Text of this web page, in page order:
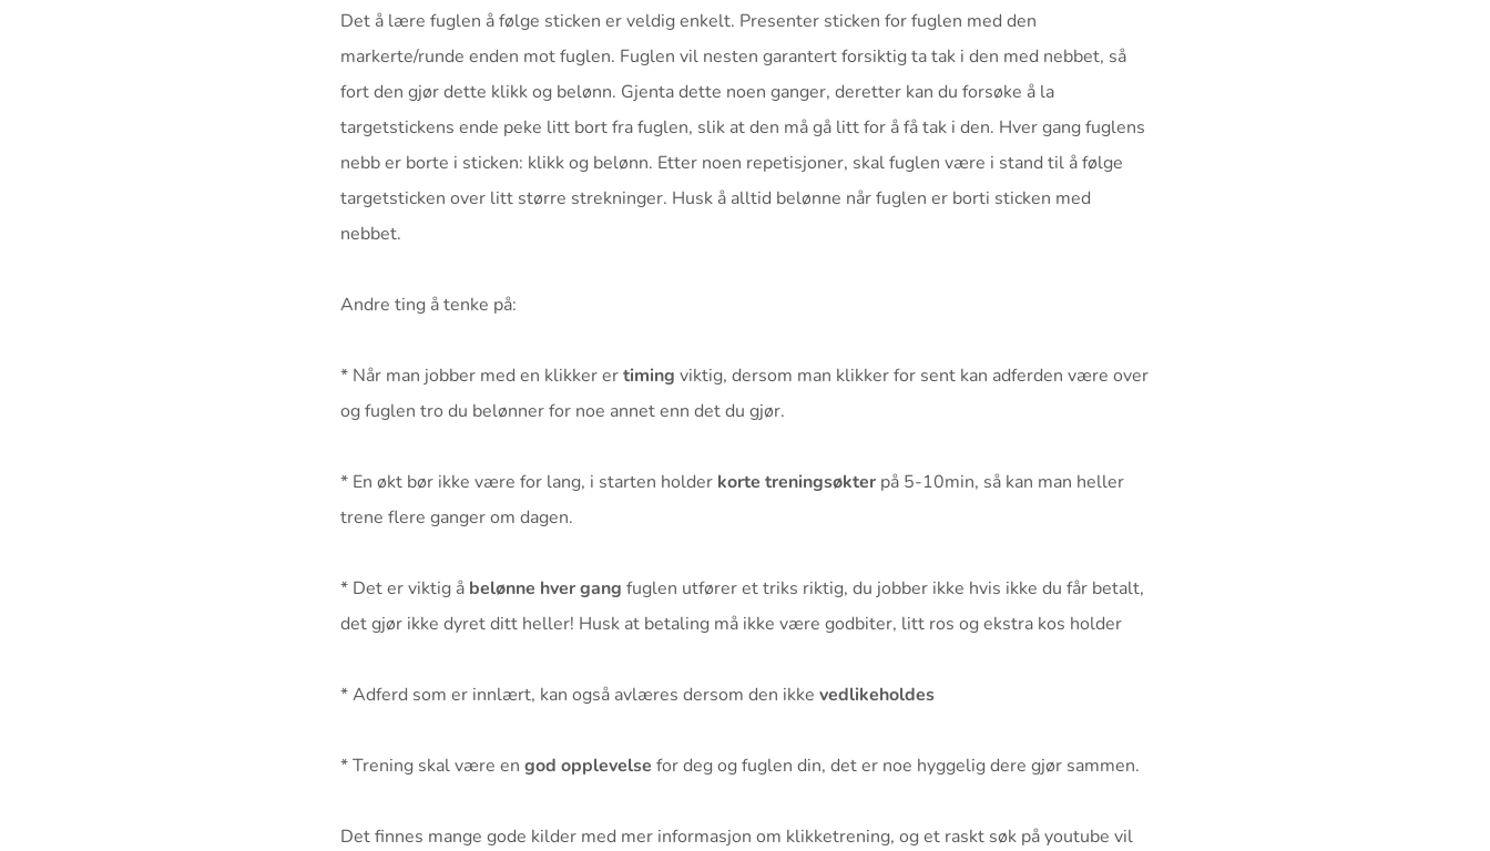
Det å lære fuglen å følge sticken er veldig enkelt. Presenter sticken for fuglen med den
markerte/runde enden mot fuglen. Fuglen vil nesten garantert forsiktig ta tak i den med nebbet, så
fort den gjør dette klikk og belønn. Gjenta dette noen ganger, deretter kan du forsøke å la
targetstickens ende peke litt bort fra fuglen, slik at den må gå litt for å få tak i den. Hver gang fuglens
nebb er borte i sticken: klikk og belønn. Etter noen repetisjoner, skal fuglen være i stand til å følge
targetsticken over litt større strekninger. Husk å alltid belønne når fuglen er borti sticken med
nebbet.
Andre ting å tenke på:
* Når man jobber med en klikker ertiming viktig, dersom man klikker for sent kan adferden være over
og fuglen tro du belønner for noe annet enn det du gjør.
* En økt bør ikke være for lang, i starten holder korte treningsøkter på 5-10min, så kan man heller
trene flere ganger om dagen.
* Det er viktig å belønne hver gang fuglen utfører et triks riktig, du jobber ikke hvis ikke du får betalt,
det gjør ikke dyret ditt heller! Husk at betaling må ikke være godbiter, litt ros og ekstra kos holder
* Adferd som er innlært, kan også avlæres dersom den ikke vedlikeholdes
* Trening skal være en god opplevelse for deg og fuglen din, det er noe hyggelig dere gjør sammen.
Det finnes mange gode kilder med mer informasjon om klikketrening, og et raskt søk på youtube vil